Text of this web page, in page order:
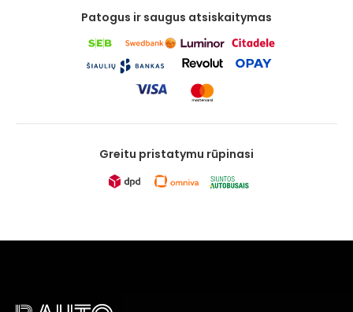
Patogus ir saugus atsiskaitymas
Greitu pristatymu rūpinasi